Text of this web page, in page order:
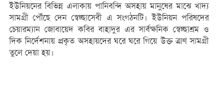
ইউনিয়নের বিভিন্ন এলাকায় পানিবন্দি অসহায় মানুষের মাঝে খাদ্য
সামগ্রী পৌঁছে দেন স্বেচ্ছাসেবী এ সংগঠনটি। ইউনিয়ন পরিষদের
চেয়ারম্যান জোবায়েদ কবির বাহাদুর এর সার্বক্ষনিক স্বেচ্ছাশ্রম ও
দিক নির্দেশনায় প্রকৃত অসহায়দের ঘরে ঘরে গিয়ে উক্ত ত্রাণ সামগ্রী
তুলে দেয়া হয়।